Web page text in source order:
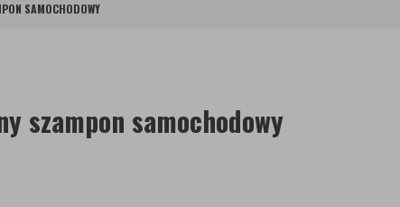
SAMOCHODOWY
szampon samochodowy